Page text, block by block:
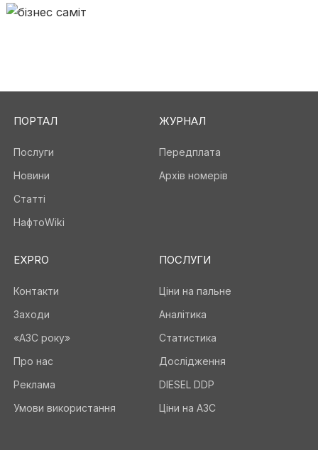
ПОРТАЛ
Послуги
Новини
Статті
НафтоWiki
ЖУРНАЛ
Передплата
Архів номерів
EXPRO
Контакти
Заходи
«АЗС року»
Про нас
Реклама
Умови використання
ПОСЛУГИ
Ціни на пальне
Аналітика
Статистика
Дослідження
DIESEL DDP
Ціни на АЗС